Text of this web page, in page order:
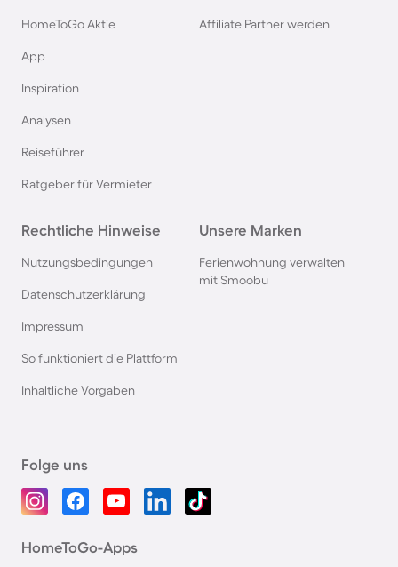
HomeToGo Aktie
App
Inspiration
Analysen
Reiseführer
Ratgeber für Vermieter
Affiliate Partner werden
Rechtliche Hinweise
Nutzungsbedingungen
Datenschutzerklärung
Impressum
So funktioniert die Plattform
Inhaltliche Vorgaben
Unsere Marken
Ferienwohnung verwalten
mit Smoobu
Folge uns
HomeToGo-Apps